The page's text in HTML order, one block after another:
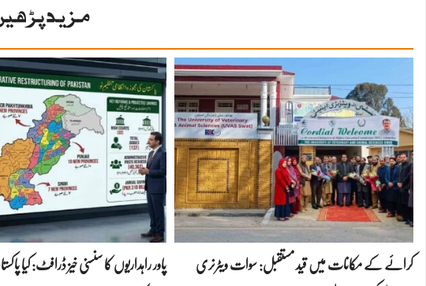
مزید
کرائے کے مکانات میں قید مستقبل: سوات ویٹرنری